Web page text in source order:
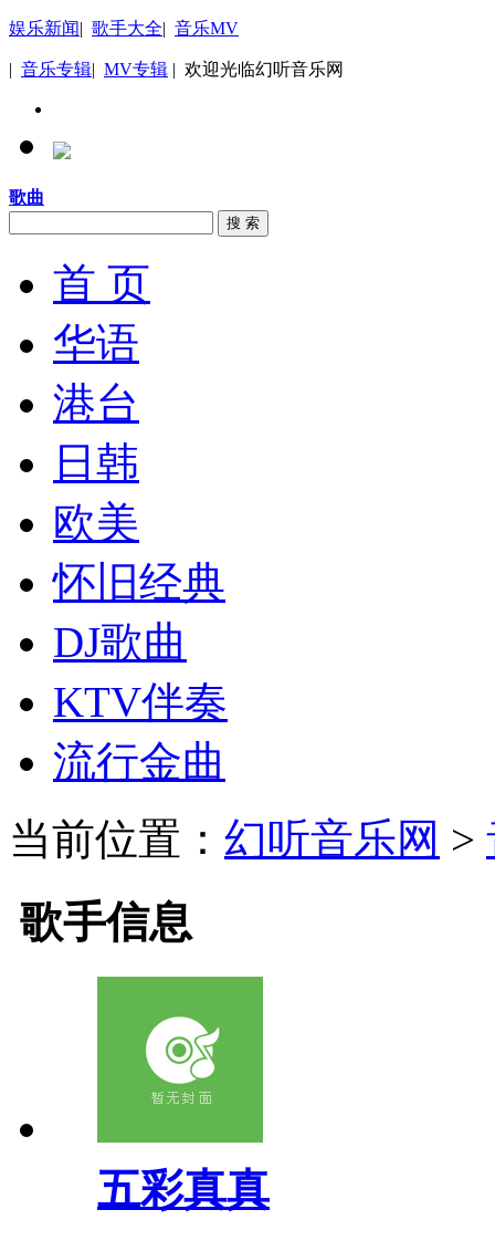
娱乐新闻| 歌手大全| 音乐MV
| 音乐专辑| MV专辑 | 欢迎光临幻听音乐网
歌曲
搜 索
首 页
华语
港台
日韩
欧美
怀旧经典
DJ歌曲
KTV伴奏
流行金曲
当前位置： 幻听音乐网 >
歌手信息
五彩真真